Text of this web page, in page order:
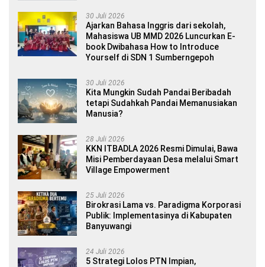
30 Juli 2026
Ajarkan Bahasa Inggris dari sekolah,
Mahasiswa UB MMD 2026 Luncurkan E-
book Dwibahasa How to Introduce
Yourself di SDN 1 Sumberngepoh
30 Juli 2026
Kita Mungkin Sudah Pandai Beribadah
tetapi Sudahkah Pandai Memanusiakan
Manusia?
28 Juli 2026
KKN ITBADLA 2026 Resmi Dimulai, Bawa
Misi Pemberdayaan Desa melalui Smart
Village Empowerment
25 Juli 2026
Birokrasi Lama vs. Paradigma Korporasi
Publik: Implementasinya di Kabupaten
Banyuwangi
24 Juli 2026
5 Strategi Lolos PTN Impian,